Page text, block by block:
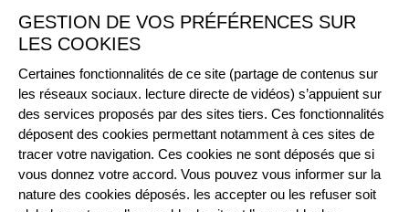
GESTION DE VOS PRÉFÉRENCES SUR
LES COOKIES
Certaines fonctionnalités de ce site (partage de contenus sur
les réseaux sociaux. lecture directe de vidéos) s’appuient sur
des services proposés par des sites tiers. Ces fonctionnalités
déposent des cookies permettant notamment à ces sites de
tracer votre navigation. Ces cookies ne sont déposés que si
vous donnez votre accord. Vous pouvez vous informer sur la
nature des cookies déposés. les accepter ou les refuser soit